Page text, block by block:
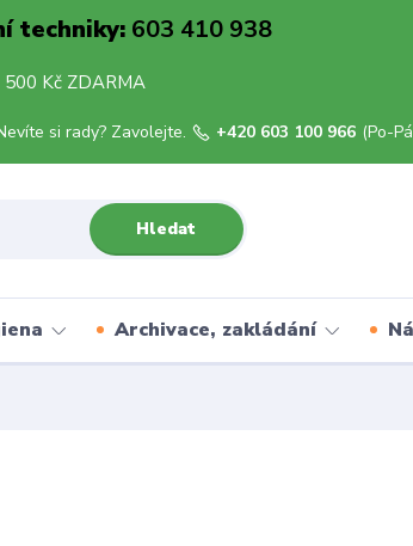
techniky:603 410 938
Kč ZDARMA
Hledat
si rady? Zavolejte. +420 603 100 966 (Po-
Archivace, zakládání